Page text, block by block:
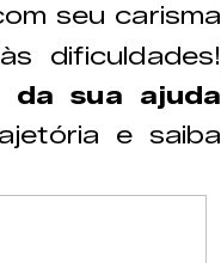
seu carisma
dificuldades!
da sua ajuda
e saiba